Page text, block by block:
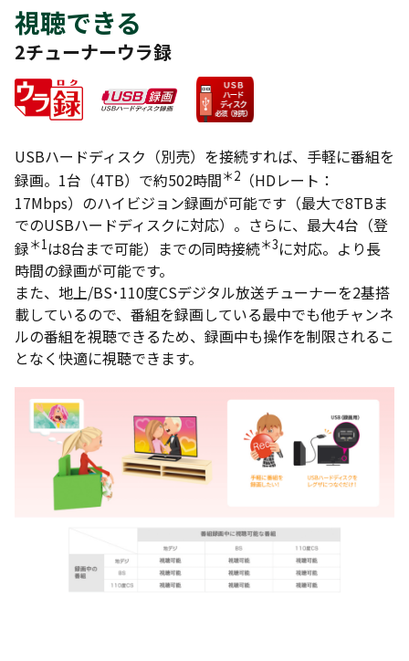
視聴できる
2チューナーウラ録
USBハードディスク（別売）を接続すれば、手軽に番組を
録画。1台（4TB）で約502時間＊2 （HDレート：
17Mbps）のハイビジョン録画が可能です（最大で8TBま
でのUSBハードディスクに対応）。さらに、最大4台（登
録＊1は8台まで可能）までの同時接続＊3に対応。より長
時間の録画が可能です。
また、地上/BS･110度CSデジタル放送チューナーを2基搭
載しているので、番組を録画している最中でも他チャンネ
ルの番組を視聴できるため、録画中も操作を制限されるこ
となく快適に視聴できます。